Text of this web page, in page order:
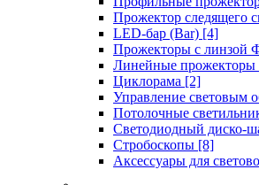
Прожектор следящего
LED-бар (Bar) [4]
Прожекторы с линзой
Линейные прожекторы
Циклорама [2]
Управление световым
Потолочные
Светодиодный диско-
Стробоскопы [8]
Аксессуары для